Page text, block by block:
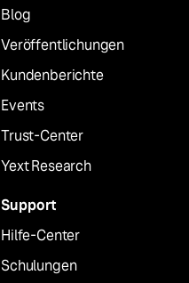
Blog
Veröffentlichungen
Kundenberichte
Events
Trust-Center
Yext Research
Support
Hilfe-Center
Schulungen